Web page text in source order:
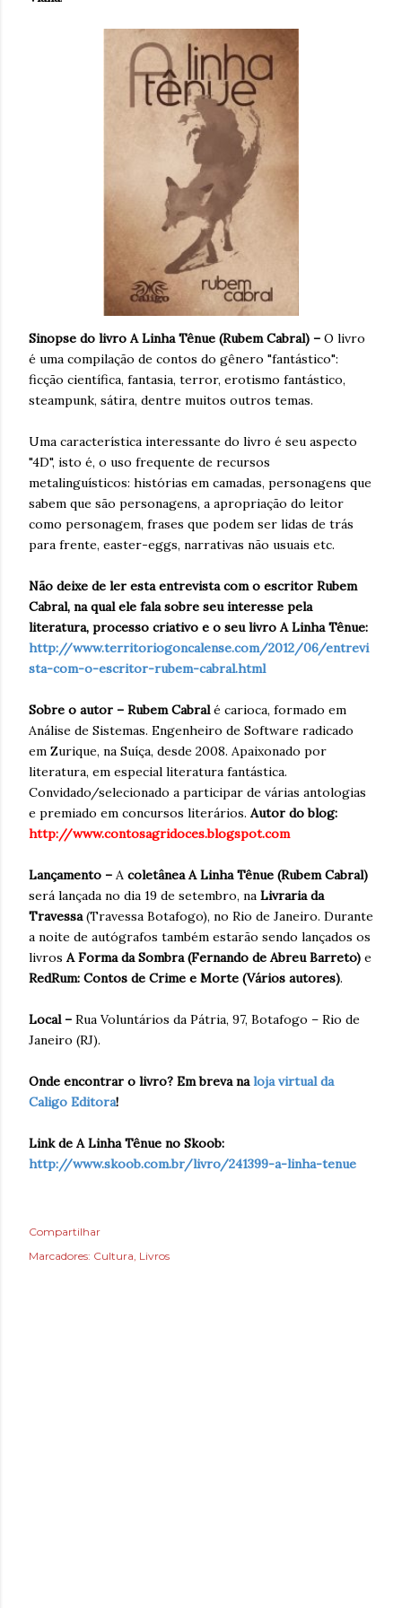
Sinopse do livro A Linha Tênue (Rubem Cabral) – O livro
é uma compilação de contos do gênero "fantástico":
ficção científica, fantasia, terror, erotismo fantástico,
steampunk, sátira, dentre muitos outros temas.
Uma característica interessante do livro é seu aspecto
"4D", isto é, o uso frequente de recursos
metalinguísticos: histórias em camadas, personagens que
sabem que são personagens, a apropriação do leitor
como personagem, frases que podem ser lidas de trás
para frente, easter-eggs, narrativas não usuais etc.
Não deixe de ler esta entrevista com o escritor Rubem
Cabral, na qual ele fala sobre seu interesse pela
literatura, processo criativo e o seu livro A Linha Tênue:
http://www.territoriogoncalense.com/2012/06/entrevi
sta-com-o-escritor-rubem-cabral.html
Sobre o autor – Rubem Cabral é carioca, formado em
Análise de Sistemas. Engenheiro de Software radicado
em Zurique, na Suíça, desde 2008. Apaixonado por
literatura, em especial literatura fantástica.
Convidado/selecionado a participar de várias antologias
e premiado em concursos literários. Autor do blog:
http://www.contosagridoces.blogspot.com
Lançamento – A coletânea A Linha Tênue (Rubem Cabral)
será lançada no dia 19 de setembro, na Livraria da
Travessa (Travessa Botafogo), no Rio de Janeiro. Durante
a noite de autógrafos também estarão sendo lançados os
livros A Forma da Sombra (Fernando de Abreu Barreto) e
RedRum: Contos de Crime e Morte (Vários autores).
Local – Rua Voluntários da Pátria, 97, Botafogo – Rio de
Janeiro (RJ).
Onde encontrar o livro? Em breva na loja virtual da
Caligo Editora!
Link de A Linha Tênue no Skoob:
http://www.skoob.com.br/livro/241399-a-linha-tenue
Compartilhar
Marcadores: Cultura Livros